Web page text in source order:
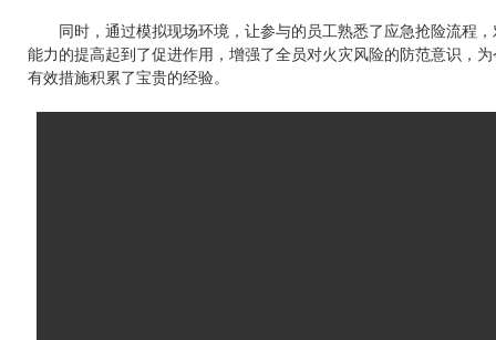
同时，通过模拟现场环境，让参与的员工熟悉了应急抢险流程
能力的提高起到了促进作用，增强了全员对火灾风险的防范意识，
有效措施积累了宝贵的经验。